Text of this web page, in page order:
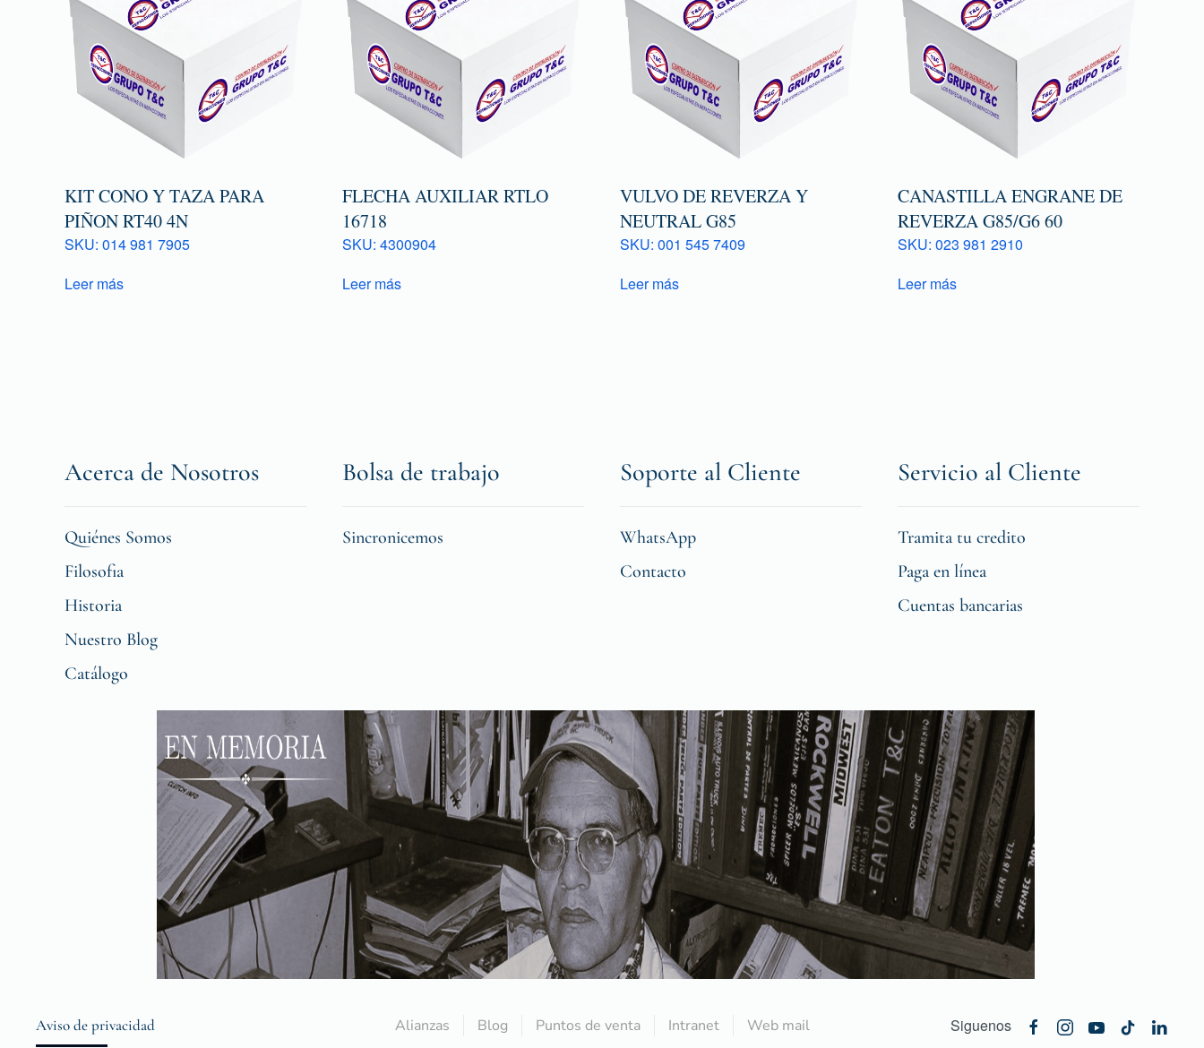
KIT CONO Y TAZA PARA
PIÑON RT40 4N
SKU: 014 981 7905
Leer más
FLECHA AUXILIAR RTLO
16718
SKU: 4300904
Leer más
VULVO DE REVERZA Y
NEUTRAL G85
SKU: 001 545 7409
Leer más
CANASTILLA ENGRANE DE
REVERZA G85/G6 60
SKU: 023 981 2910
Leer más
Acerca de Nosotros
Quiénes Somos
Filosofia
Historia
Nuestro Blog
Catálogo
Bolsa de trabajo
Sincronicemos
Soporte al Cliente
WhatsApp
Contacto
Servicio al Cliente
Tramita tu credito
Paga en línea
Cuentas bancarias
Aviso de privacidad Alianzas Blog Puntos de venta Intranet Web mail Siguenos